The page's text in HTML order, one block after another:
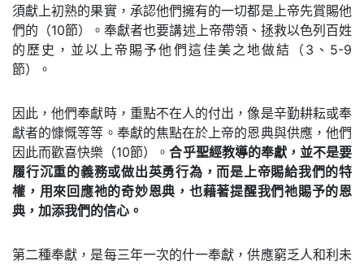
須獻上初熟的果實，承認他們擁有的一切都是上帝先賞賜他
們的（10節）。奉獻者也要講述上帝帶領、拯救以色列百姓
的歷史，並以上帝賜予他們這佳美之地做結（3、5-9
節）。
因此，他們奉獻時，重點不在人的付出，像是辛勤耕耘或奉
獻者的慷慨等等。奉獻的焦點在於上帝的恩典與供應，他們
因此而歡喜快樂（10節）。合乎聖經教導的奉獻，並不是要
履行沉重的義務或做出英勇行為，而是上帝賜給我們的特
權，用來回應祂的奇妙恩典，也藉著提醒我們祂賜予的恩
典，加添我們的信心。
第二種奉獻，是每三年一次的什一奉獻，供應窮乏人和利未